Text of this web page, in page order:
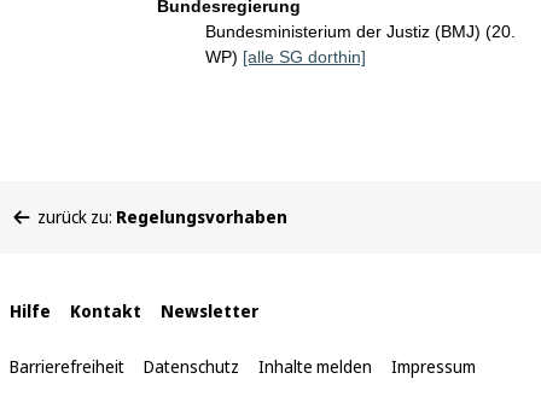
Bundesregierung
Bundesministerium der Justiz (BMJ) (20.
WP) [alle SG dorthin]
befinden
zurück zu: Regelungsvorhaben
Interne
Links
Hilfe Kontakt Newsletter
Barrierefreiheit Datenschutz Inhalte melden Impressum